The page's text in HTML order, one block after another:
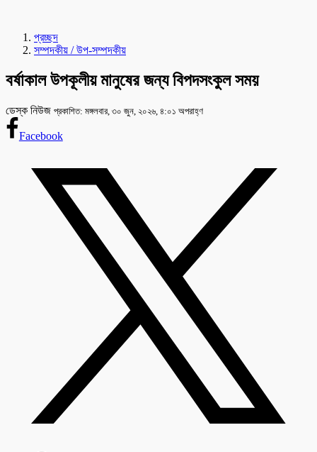
প্রচ্ছদ
সম্পদকীয় / উপ-সম্পদকীয়
বর্ষাকাল উপকূলীয় মানুষের জন্য বিপদসংকুল সময়
ডেস্ক নিউজ প্রকাশিত: মঙ্গলবার, ৩০ জুন, ২০২৬, ৪:০১ অপরাহ্ণ
Facebook